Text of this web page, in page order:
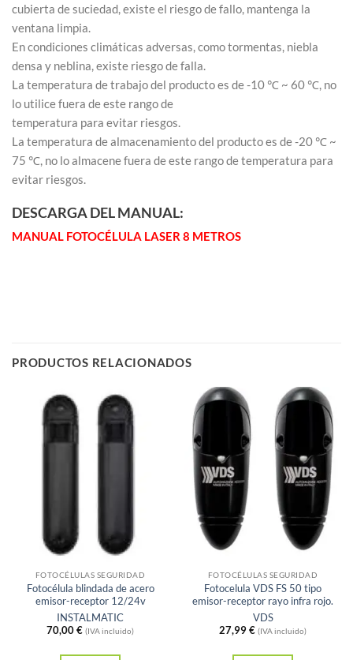
cubierta de suciedad, existe el riesgo de fallo, mantenga la
ventana limpia.
En condiciones climáticas adversas, como tormentas, niebla
densa y neblina, existe riesgo de falla.
La temperatura de trabajo del producto es de -10 ℃ ~ 60 ℃, no
lo utilice fuera de este rango de
temperatura para evitar riesgos.
La temperatura de almacenamiento del producto es de -20 ℃ ~
75 ℃, no lo almacene fuera de este rango de temperatura para
evitar riesgos.
DESCARGA DEL MANUAL:
MANUAL FOTOCÉLULA LASER 8 METROS
PRODUCTOS RELACIONADOS
Sin existencias
FOTOCÉLULAS SEGURIDAD
Fotocélula blindada de acero
emisor-receptor 12/24v
INSTALMATIC
70,00€ (IVA incluido)
Sin existencias
FOTOCÉLULAS SEGURIDAD
Fotocelula VDS FS 50 tipo
emisor-receptor rayo infra rojo.
VDS
27,99€ (IVA incluido)